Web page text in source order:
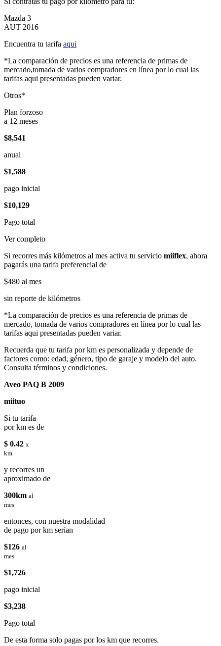
Mazda 3
AUT 2016
Encuentra tu tarifa aqui
*La comparación de precios es una referencia de primas de
mercado,tomada de varios compradores en línea por lo cual las
tarifas aqui presentadas pueden variar.
Otros*
Plan forzoso
a 12 meses
$8,541
anual
$1,588
pago inicial
$10,129
Pago total
Ver completo
Si recorres más kilómetros al mes activa tu servicio miiflex, ahora
pagarás una tarifa preferencial de
$480 al mes
sin reporte de kilómetros
*La comparación de precios es una referencia de primas de
mercado, tomada de varios compradores en línea por lo cual las
tarifas aqui presentadas pueden variar.
Recuerda que tu tarifa por km es personalizada y depende de
factores como: edad, género, tipo de garaje y modelo del auto.
Consulta términos y condiciones.
Aveo PAQ B 2009
miituo
Si tu tarifa
por km es de
$ 0.42 x
km
y recorres un
aproximado de
300km al
mes
entonces, con nuestra modalidad
de pago por km serían
$126 al
mes
$1,726
pago inicial
$3,238
Pago total
De esta forma solo pagas por los km que recorres.